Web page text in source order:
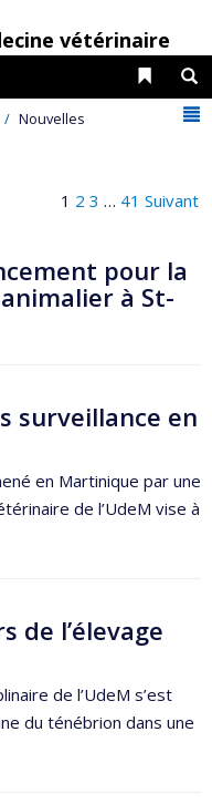
vétérinaire
Liens
Nouvelles
1 2 3 … 41 Suivant
pour la
à St-
surveillance en
en Martinique par une
de l’UdeM vise à
de l’élevage
de l’UdeM s’est
du ténébrion dans une